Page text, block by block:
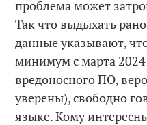
проблема может
Так что выдыхать
данные указывают,
минимум с марта 2024
вредоносного ПО,
уверены), свободно
языке. Кому